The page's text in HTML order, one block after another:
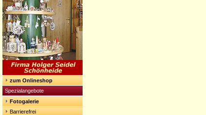
zum Onlineshop
Spezialangebote
Fotogalerie
Barrierefrei